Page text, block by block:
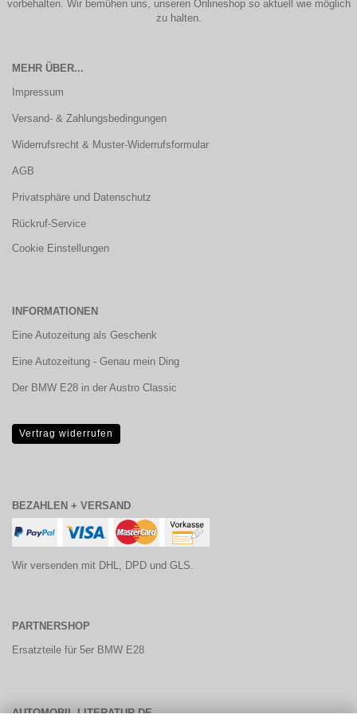
vorbehalten. Wir bemühen uns, unseren Onlineshop so aktuell wie möglich
zu halten.
MEHR ÜBER...
Impressum
Versand- & Zahlungsbedingungen
Widerrufsrecht & Muster-Widerrufsformular
AGB
Privatsphäre und Datenschutz
Rückruf-Service
Cookie Einstellungen
INFORMATIONEN
Eine Autozeitung als Geschenk
Eine Autozeitung - Genau mein Ding
Der BMW E28 in der Austro Classic
Vertrag widerrufen
BEZAHLEN + VERSAND
Wir versenden mit DHL, DPD und GLS.
PARTNERSHOP
Ersatzteile für 5er BMW E28